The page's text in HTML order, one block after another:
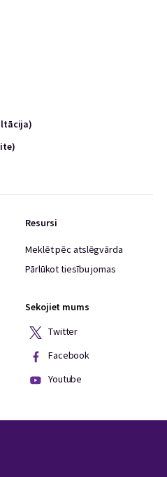
Resursi
Meklēt pēc atslēgvārda
Pārlūkot tiesību jomas
Sekojiet mums
Twitter
Facebook
Youtube